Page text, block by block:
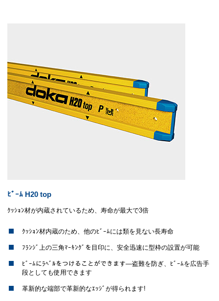
ﾋﾞｰﾑ H20 top
ｸｯｼｮﾝ材が内蔵されているため、寿命が最大で3倍
ｸｯｼｮﾝ材内蔵のため、他のﾋﾞｰﾑには類を見ない長寿命
ﾌﾗﾝｼﾞ上の三角ﾏｰｷﾝｸﾞを目印に、安全迅速に型枠の設置が可能
ﾋﾞｰﾑにﾗﾍﾞﾙをつけることができます―盗難を防ぎ、ﾋﾞｰﾑを広告手
段としても使用できます
革新的な端部で革新的なｴｯｼﾞが得られます!